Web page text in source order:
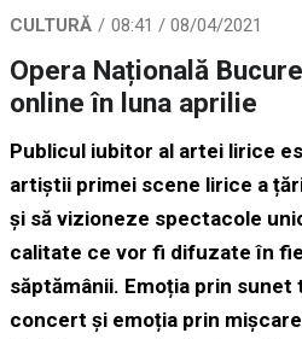
CULTURĂ 08:41 / 08/04/2021
Opera Națională
online în luna aprilie
Publicul iubitor al artei lirice
artiștii primei scene lirice a
și să vizioneze spectacole
calitate ce vor fi difuzate în
săptămânii. Emoția prin
concert și emoția prin